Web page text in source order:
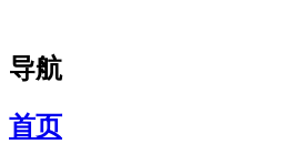
导航
首页